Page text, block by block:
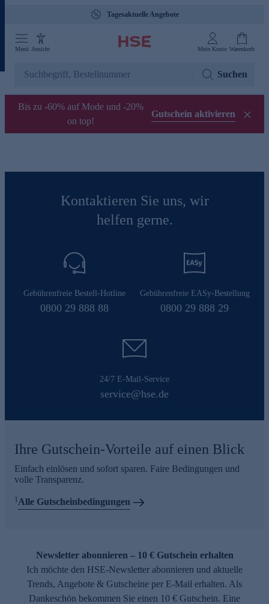
Tagesaktuelle Angebote
Menü Ansicht Mein Konto Warenkorb
Suchen
Bis zu -60% auf Mode und -20%
on top!
Gutschein aktivieren
Kontaktieren Sie uns, wir
helfen gerne.
Gebührenfreie Bestell-Hotline
0800 29 888 88
Gebührenfreie EASy-Bestellung
0800 29 888 29
24/7 E-Mail-Service
service@hse.de
Ihre Gutschein-Vorteile auf einen Blick
Einfach einlösen und sofort sparen. Faire Bedingungen und
volle Transparenz.
1Alle Gutscheinbedingungen
Newsletter abonnieren – 10 € Gutschein erhalten
Ich möchte den HSE-Newsletter abonnieren und aktuelle
Trends, Angebote & Gutscheine per E-Mail erhalten. Als
Dankeschön bekommen Sie einen 10 € Gutschein. Eine